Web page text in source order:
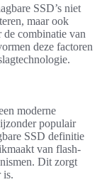
SSD’s niet
maar ook
combinatie van
deze factoren
moderne
populair
SSD definitie
van flash-
Dit zorgt
is.